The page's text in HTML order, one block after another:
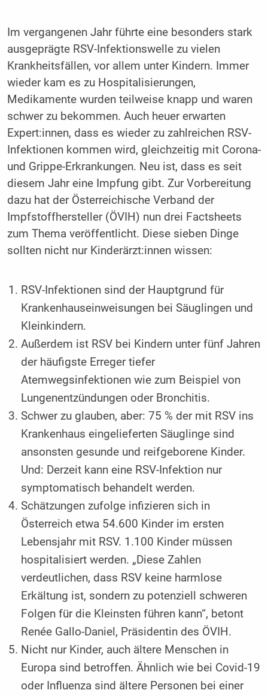
Im vergangenen Jahr führte eine besonders stark
ausgeprägte RSV-Infektionswelle zu vielen
Krankheitsfällen, vor allem unter Kindern. Immer
wieder kam es zu Hospitalisierungen,
Medikamente wurden teilweise knapp und waren
schwer zu bekommen. Auch heuer erwarten
Expert:innen, dass es wieder zu zahlreichen RSV-
Infektionen kommen wird, gleichzeitig mit Corona-
und Grippe-Erkrankungen. Neu ist, dass es seit
diesem Jahr eine Impfung gibt. Zur Vorbereitung
dazu hat der Österreichische Verband der
Impfstoffhersteller (ÖVIH) nun drei Factsheets
zum Thema veröffentlicht. Diese sieben Dinge
sollten nicht nur Kinderärzt:innen wissen:
RSV-Infektionen sind der Hauptgrund für
Krankenhauseinweisungen bei Säuglingen und
Kleinkindern.
Außerdem ist RSV bei Kindern unter fünf Jahren
der häufigste Erreger tiefer
Atemwegsinfektionen wie zum Beispiel von
Lungenentzündungen oder Bronchitis.
Schwer zu glauben, aber: 75 % der mit RSV ins
Krankenhaus eingelieferten Säuglinge sind
ansonsten gesunde und reifgeborene Kinder.
Und: Derzeit kann eine RSV-Infektion nur
symptomatisch behandelt werden.
Schätzungen zufolge infizieren sich in
Österreich etwa 54.600 Kinder im ersten
Lebensjahr mit RSV. 1.100 Kinder müssen
hospitalisiert werden. „Diese Zahlen
verdeutlichen, dass RSV keine harmlose
Erkältung ist, sondern zu potenziell schweren
Folgen für die Kleinsten führen kann“, betont
Renée Gallo-Daniel, Präsidentin des ÖVIH.
Nicht nur Kinder, auch ältere Menschen in
Europa sind betroffen. Ähnlich wie bei Covid-19
oder Influenza sind ältere Personen bei einer